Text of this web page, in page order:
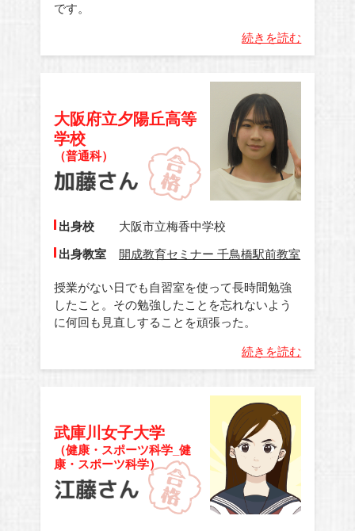
です。
続きを読む
大阪府立夕陽丘高等
学校
（普通科）
出身校 大阪市立梅香中学校
出身教室 開成教育セミナー 千鳥橋駅前教室
授業がない日でも自習室を使って長時間勉強
したこと。その勉強したことを忘れないよう
に何回も見直しすることを頑張った。
続きを読む
武庫川女子大学
（健康・スポーツ科学_健
康・スポーツ科学）